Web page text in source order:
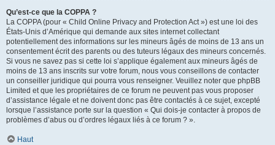
Qu’est-ce que la COPPA ?
La COPPA (pour « Child Online Privacy and Protection Act ») est une loi des
États-Unis d’Amérique qui demande aux sites internet collectant
potentiellement des informations sur les mineurs âgés de moins de 13 ans un
consentement écrit des parents ou des tuteurs légaux des mineurs concernés.
Si vous ne savez pas si cette loi s’applique également aux mineurs âgés de
moins de 13 ans inscrits sur votre forum, nous vous conseillons de contacter
un conseiller juridique qui pourra vous renseigner. Veuillez noter que phpBB
Limited et que les propriétaires de ce forum ne peuvent pas vous proposer
d’assistance légale et ne doivent donc pas être contactés à ce sujet, excepté
lorsque l’assistance porte sur la question « Qui dois-je contacter à propos de
problèmes d’abus ou d’ordres légaux liés à ce forum ? ».
Haut